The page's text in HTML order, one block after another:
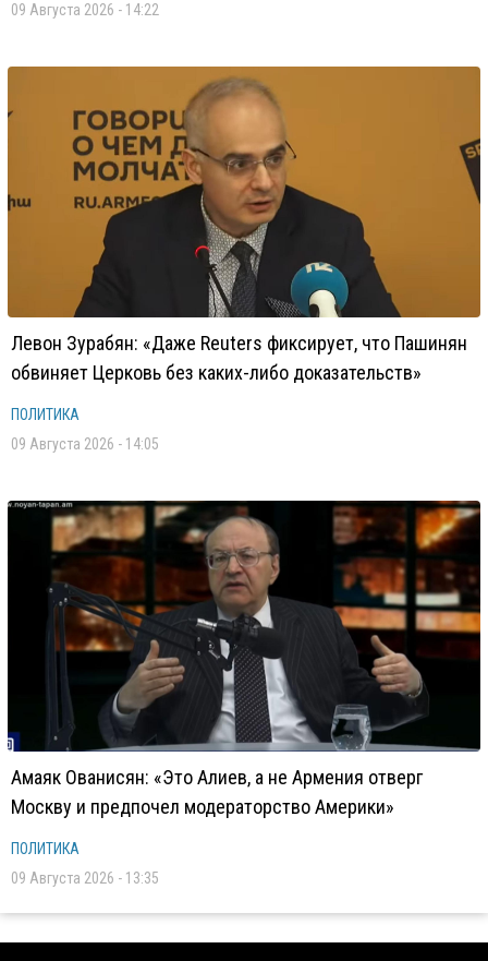
09 Августа 2026 - 14:22
Левон Зурабян: «Даже Reuters фиксирует, что Пашинян
обвиняет Церковь без каких-либо доказательств»
ПОЛИТИКА
09 Августа 2026 - 14:05
Амаяк Ованисян: «Это Алиев, а не Армения отверг
Москву и предпочел модераторство Америки»
ПОЛИТИКА
09 Августа 2026 - 13:35